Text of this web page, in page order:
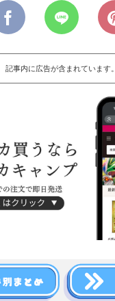
記事内に広告が含まれています。